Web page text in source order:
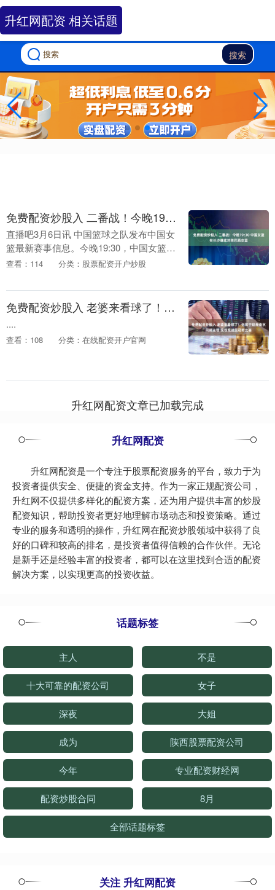
搜索
升红网配资 相关话题
免费配资炒股入 二番战！今晚19:30 中国女篮在长沙继续对阵巴西女篮
直播吧3月6日讯 中国篮球之队发布中国女
篮最新赛事信息。今晚19:30，中国女篮将
在长沙继续对阵巴西女篮。 在3月4日双方
过....
查看：114 分类：股票配资开户炒股
免费配资炒股入 老婆来看球了！张常宁现身南京同曦主场 现场观战吴冠希比赛
....
查看：108 分类：在线配资开户官网
升红网配资文章已加载完成
升红网配资
升红网配资是一个专注于股票配资服务的平台，致力于为
投资者提供安全、便捷的资金支持。作为一家正规配资公司，
升红网不仅提供多样化的配资方案，还为用户提供丰富的炒股
配资知识，帮助投资者更好地理解市场动态和投资策略。通过
专业的服务和透明的操作，升红网在配资炒股领域中获得了良
好的口碑和较高的排名，是投资者值得信赖的合作伙伴。无论
是新手还是经验丰富的投资者，都可以在这里找到合适的配资
解决方案，以实现更高的投资收益。
话题标签
主人 不是
十大可靠的配资公司 女子
深夜 大姐
成为 陕西股票配资公司
今年 专业配资财经网
配资炒股合同 8月
全部话题标签
关注 升红网配资